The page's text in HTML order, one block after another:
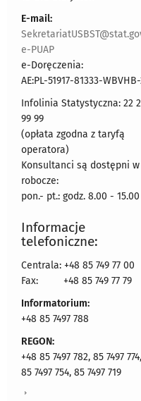
E-mail:
e-PUAP
e-Doręczenia:
AE:PL-51917-81333-
Infolinia Statystyczna: 22
99 99
(opłata zgodna z taryfą
operatora)
Konsultanci są dostępni
robocze:
pon.- pt.: godz. 8.00 - 15.00
Informacje
telefoniczne:
Centrala: +48 85 749 77 00
Fax:
+48 85 749 77 79
Informatorium:
+48 85 7497 788
REGON:
+48 85 7497 782, 85 7497 774,
85 7497 754, 85 7497 719